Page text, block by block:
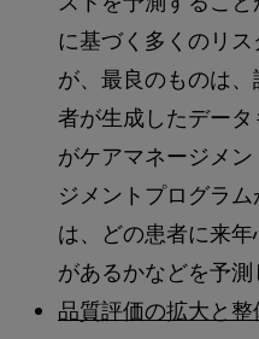
に基づく多くのリ
が、最良のものは
者が生成したデー
がケアマネージメ
ジメントプログラ
は、どの患者に来
があるかなどを予測
品質評価の拡大と整